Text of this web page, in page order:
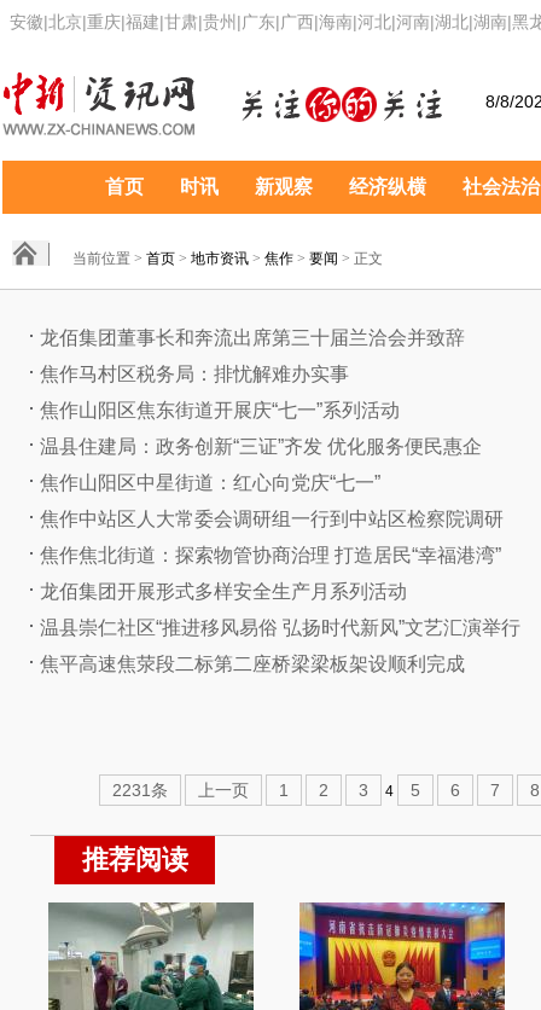
安徽|北京|重庆|福建|甘肃|贵州 |广东|广西|海南|河北|河南|湖北|湖南|黑
8/8/
首页 时讯 新观察 经济纵横 社会法治
当前位置 > 首页 > 地市资讯 > 焦作 > 要闻 > 正文
龙佰集团董事长和奔流出席第三十届兰洽会并致辞
焦作马村区税务局：排忧解难办实事
焦作山阳区焦东街道开展庆“七一”系列活动
温县住建局：政务创新“三证”齐发 优化服务便民惠企
焦作山阳区中星街道：红心向党庆“七一”
焦作中站区人大常委会调研组一行到中站区检察院调研
焦作焦北街道：探索物管协商治理 打造居民“幸福港湾”
龙佰集团开展形式多样安全生产月系列活动
温县崇仁社区“推进移风易俗 弘扬时代新风”文艺汇演举行
焦平高速焦荥段二标第二座桥梁梁板架设顺利完成
2231条 上一页 1 2 3 4 5 6 7 8
推荐阅读